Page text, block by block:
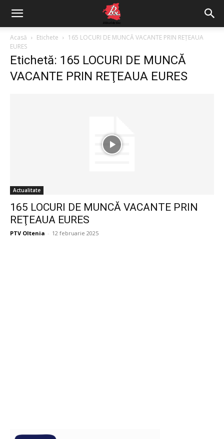
Acasă Etichete
165 LOCURI DE MUNCĂ VACANTE PRIN REŢEAUA
EURES
Etichetă: 165 LOCURI DE MUNCĂ
VACANTE PRIN REŢEAUA EURES
Actualitate
165 LOCURI DE MUNCĂ VACANTE PRIN
REŢEAUA EURES
PTV Oltenia - 12 februarie 2025